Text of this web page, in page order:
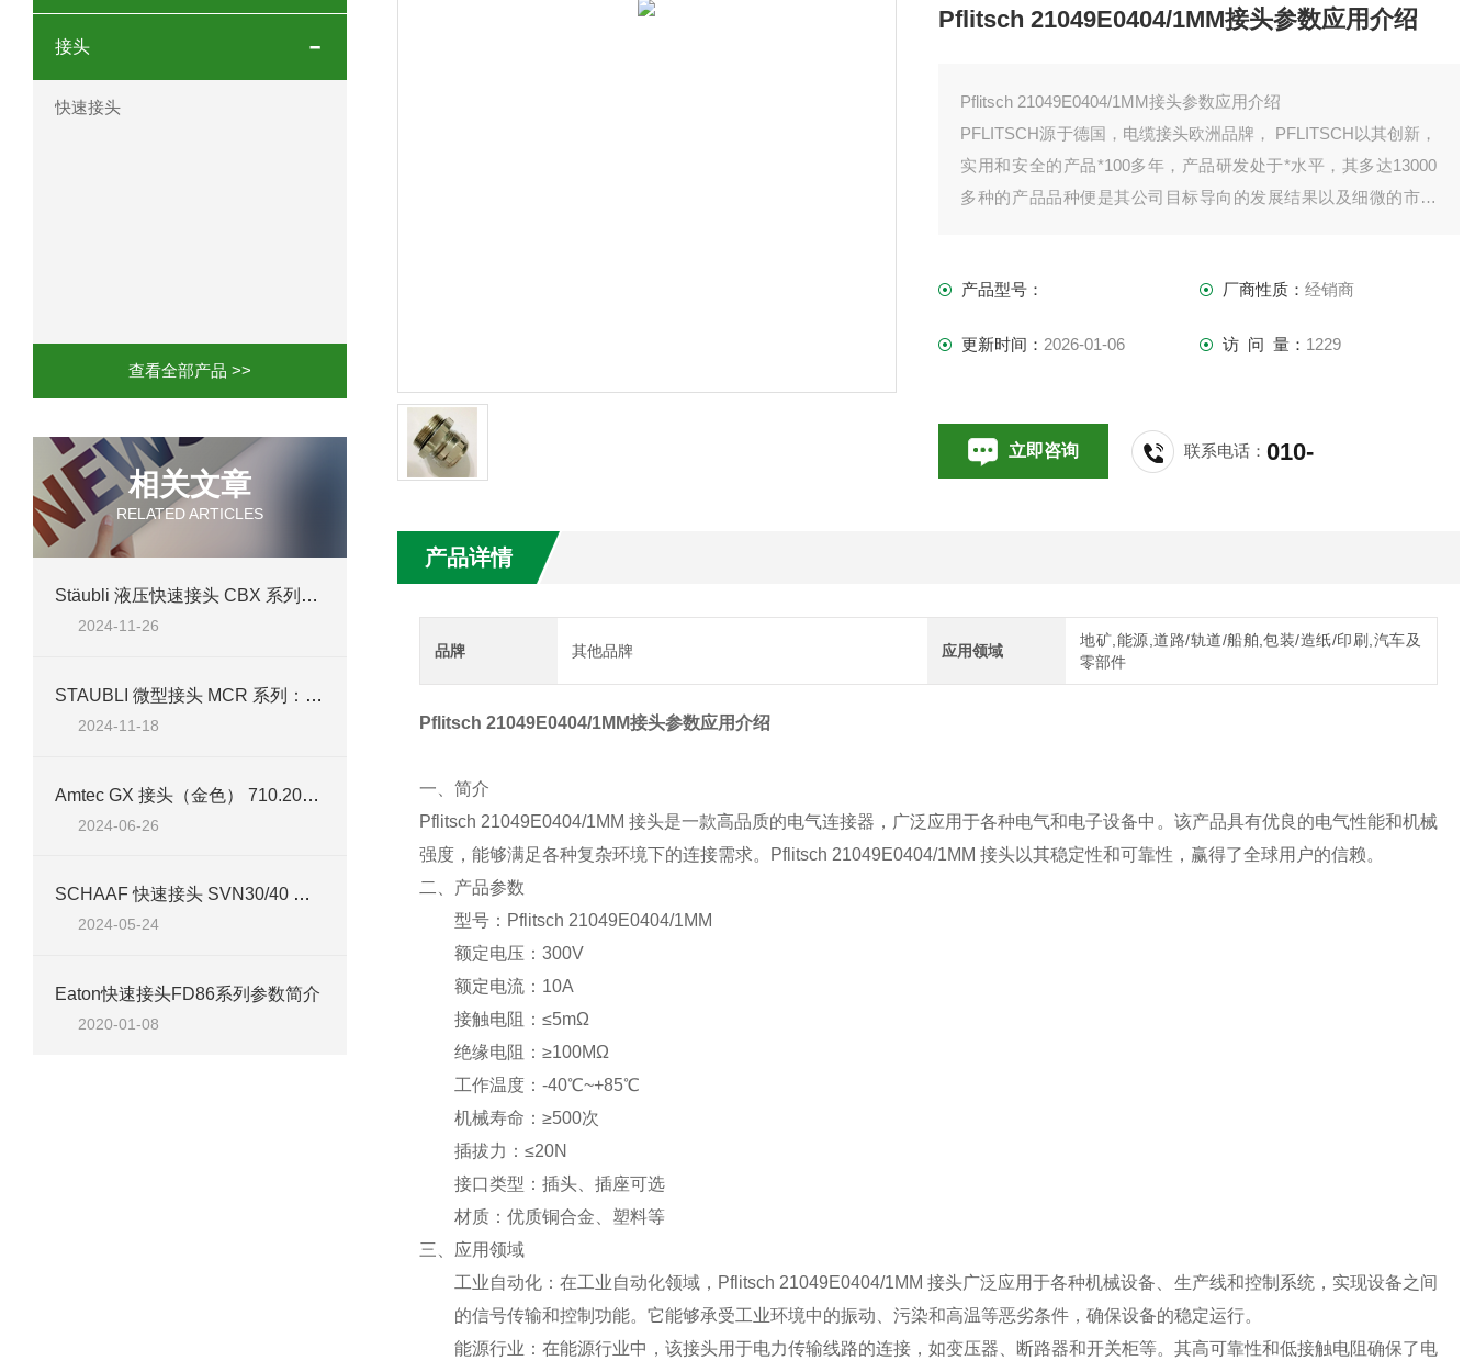
OEMER电机QLS 180M环保农业领域应用
mini motor电机MC230P3T 20- B参数特点介绍
Ac-motoren交流电机3RT1026-1AC20参数介绍
AC-motoren交流电机FCA 132S-4/PHE参数介绍
AC-motoren交流电机ACM 160M-4参数介绍
接头
快速接头
查看全部产品 >>
相关文章
RELATED ARTICLES
Stäubli 液压快速接头 CBX 系列：北京汉达森经销产品技术解析
2024-11-26
STAUBLI 微型接头 MCR 系列：北京汉达森经销产品技术解析
2024-11-18
Amtec GX 接头（金色） 710.204.011技术参数
2024-06-26
SCHAAF 快速接头 SVN30/40 案例分析
2024-05-24
Eaton快速接头FD86系列参数简介
2020-01-08
Pflitsch 21049E0404/1MM接头参数应用介绍
Pflitsch 21049E0404/1MM接头参数应用介绍
PFLITSCH源于德国，电缆接头欧洲品牌， PFLITSCH以其创新，
实用和安全的产品*100多年，产品研发处于*水平，其多达13000
多种的产品品种便是其公司目标导向的发展结果以及细微的市场
产品型号：
厂商性质： 经销商
更新时间： 2026-01-06 访 问 量： 1229
立即咨询 联系电话：010-
产品详情
品牌 其他品牌 应用领域
地矿,能源,道路/轨道/船舶,包装/造纸/印刷,汽车及
零部件
Pflitsch 21049E0404/1MM接头参数应用介绍
一、简介
Pflitsch 21049E0404/1MM 接头是一款高品质的电气连接器，广泛应用于各种电气和电子设备中。该产品具有优良的电气性能和机械
强度，能够满足各种复杂环境下的连接需求。Pflitsch 21049E0404/1MM 接头以其稳定性和可靠性，赢得了全球用户的信赖。
二、产品参数
型号：Pflitsch 21049E0404/1MM
额定电压：300V
额定电流：10A
接触电阻：≤5mΩ
绝缘电阻：≥100MΩ
工作温度：-40℃~+85℃
机械寿命：≥500次
插拔力：≤20N
接口类型：插头、插座可选
材质：优质铜合金、塑料等
三、应用领域
工业自动化：在工业自动化领域，Pflitsch 21049E0404/1MM 接头广泛应用于各种机械设备、生产线和控制系统，实现设备之间
的信号传输和控制功能。它能够承受工业环境中的振动、污染和高温等恶劣条件，确保设备的稳定运行。
能源行业：在能源行业中，该接头用于电力传输线路的连接，如变压器、断路器和开关柜等。其高可靠性和低接触电阻确保了电